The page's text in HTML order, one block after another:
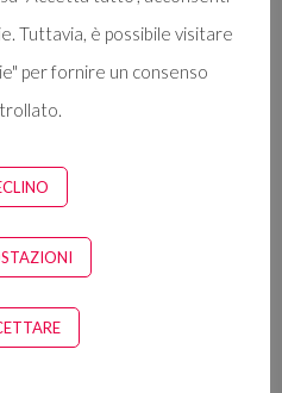
sulle spalle
Tuttavia, è possibile visitare
per fornire un consenso